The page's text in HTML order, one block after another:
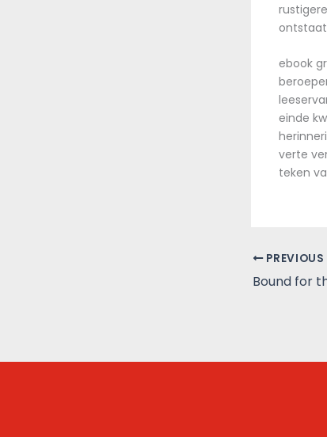
ebook
einde
verte
teken
PREVIOUS